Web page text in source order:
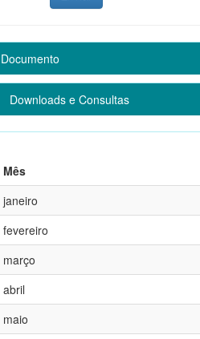
Documento
Downloads e Consultas
Mês
janeiro
fevereiro
março
abril
maio